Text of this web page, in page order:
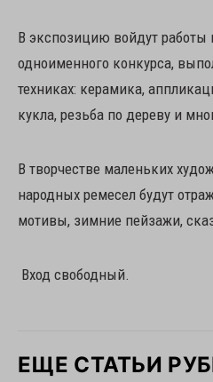
В экспозицию войдут работы
одноименного конкурса,
техниках: керамика,
кукла, резьба по дереву и
В творчестве маленьких
народных ремесел будут
мотивы, зимние пейзажи,
Вход свободный.
ЕЩЕ СТАТЬИ